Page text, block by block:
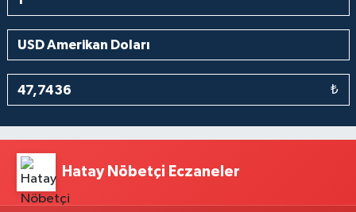
₺
Hatay Nöbetçi Eczaneler